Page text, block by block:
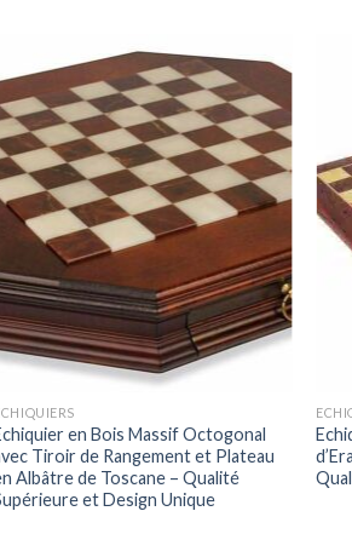
en Bois Massif Octogonal
Tiroir de Rangement et Plateau
Albâtre de Toscane – Qualité
et Design Unique